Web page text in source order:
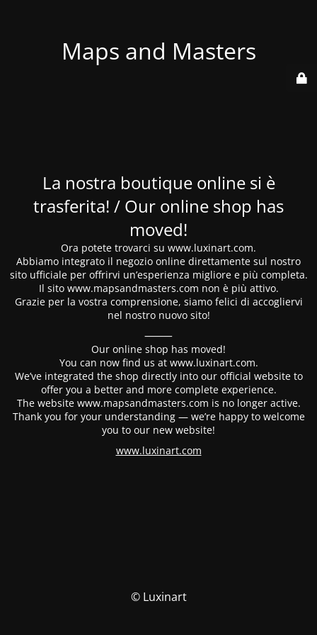
Maps and Masters
La nostra boutique online si è
trasferita! / Our online shop has
moved!
Ora potete trovarci su www.luxinart.com.
Abbiamo integrato il negozio online direttamente sul nostro
sito ufficiale per offrirvi un’esperienza migliore e più completa.
Il sito www.mapsandmasters.com non è più attivo.
Grazie per la vostra comprensione, siamo felici di accogliervi
nel nostro nuovo sito!
⸻
Our online shop has moved!
You can now find us at www.luxinart.com.
We’ve integrated the shop directly into our official website to
offer you a better and more complete experience.
The website www.mapsandmasters.com is no longer active.
Thank you for your understanding — we’re happy to welcome
you to our new website!
www.luxinart.com
© Luxinart